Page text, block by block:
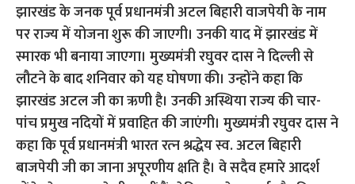
झारखंड के जनक पूर्व प्रधानमंत्री अटल बिहारी वाजपेयी के नाम
पर राज्य में योजना शुरू की जाएगी। उनकी याद में झारखंड में
स्मारक भी बनाया जाएगा। मुख्यमंत्री रघुवर दास ने दिल्ली से
लौटने के बाद शनिवार को यह घोषणा की। उन्होंने कहा कि
झारखंड अटल जी का ऋणी है। उनकी अस्थिया राज्य की चार-
पांच प्रमुख नदियों में प्रवाहित की जाएंगी। मुख्यमंत्री रघुवर दास ने
कहा कि पूर्व प्रधानमंत्री भारत रत्‍‌न श्रद्धेय स्व. अटल बिहारी
बाजपेयी जी का जाना अपूरणीय क्षति है। वे सदैव हमारे आदर्श